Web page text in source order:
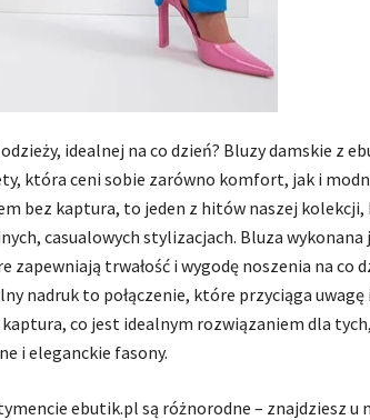
idealnej na co dzień? Bluzy damskie z
która ceni sobie zarówno komfort, jak i
bez kaptura, to jeden z hitów naszej
casualowych stylizacjach. Bluza wykonana
zapewniają trwałość i wygodę noszenia na co
nadruk to połączenie, które przyciąga uwagę
kaptura, co jest idealnym rozwiązaniem dla
i eleganckie fasony.
ebutik.pl są różnorodne – znajdziesz u